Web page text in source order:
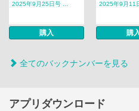
2025年9月25日号 ...
購入
2025年9月11
購
全てのバックナンバーを見る
アプリダウンロード